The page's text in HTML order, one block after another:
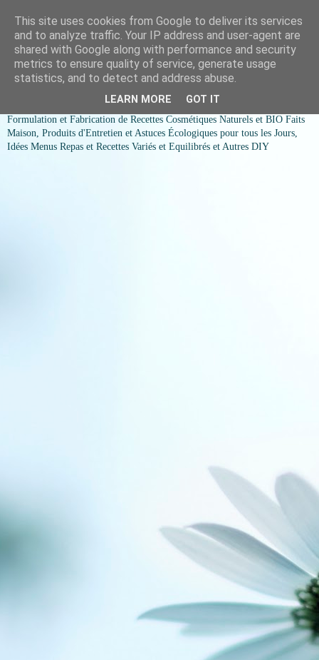
COSMESSENCE BIO Recettes
cosmetiques naturels et Bio et
idées menus variés et équilibrés
Formulation et Fabrication de Recettes Cosmétiques Naturels et BIO Faits
Maison, Produits d'Entretien et Astuces Écologiques pour tous les Jours,
Idées Menus Repas et Recettes Variés et Equilibrés et Autres DIY
This site uses cookies from Google to deliver its services
and to analyze traffic. Your IP address and user-agent are
shared with Google along with performance and security
metrics to ensure quality of service, generate usage
statistics, and to detect and address abuse.
LEARN MORE GOT IT